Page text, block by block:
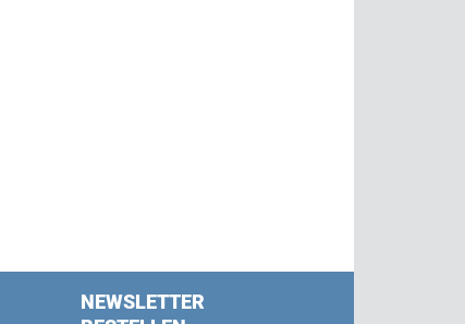
NEWSLETTER